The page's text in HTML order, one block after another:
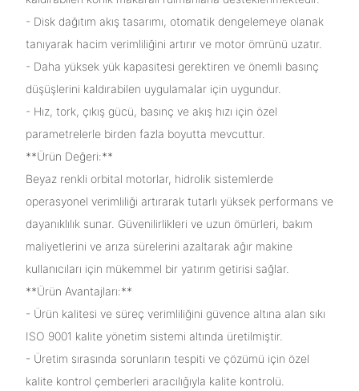
- Disk dağıtım akış tasarımı, otomatik dengelemeye olanak
tanıyarak hacim verimliliğini artırır ve motor ömrünü uzatır.
- Daha yüksek yük kapasitesi gerektiren ve önemli basınç
düşüşlerini kaldırabilen uygulamalar için uygundur.
- Hız, tork, çıkış gücü, basınç ve akış hızı için özel
parametrelerle birden fazla boyutta mevcuttur.
**Ürün Değeri:**
Beyaz renkli orbital motorlar, hidrolik sistemlerde
operasyonel verimliliği artırarak tutarlı yüksek performans ve
dayanıklılık sunar. Güvenilirlikleri ve uzun ömürleri, bakım
maliyetlerini ve arıza sürelerini azaltarak ağır makine
kullanıcıları için mükemmel bir yatırım getirisi sağlar.
**Ürün Avantajları:**
- Ürün kalitesi ve süreç verimliliğini güvence altına alan sıkı
ISO 9001 kalite yönetim sistemi altında üretilmiştir.
- Üretim sırasında sorunların tespiti ve çözümü için özel
kalite kontrol çemberleri aracılığıyla kalite kontrolü.